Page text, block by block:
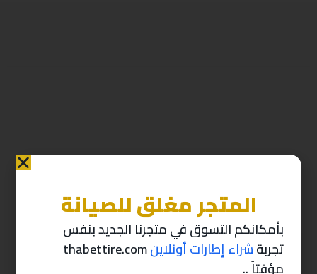
منتجات ذات صله
-10%
المتجر مغلق للصيانة
بأمكانكم التسوق في متجرنا الجديد بنفس
تجربةشراء إطارات أونلاينthabettire.com
مؤقتاً ..